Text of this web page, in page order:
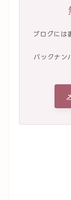
ブログには
バックナン